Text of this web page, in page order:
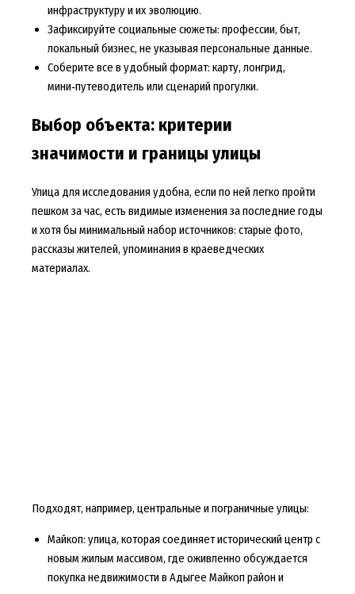
инфраструктуру и их эволюцию.
Зафиксируйте социальные сюжеты: профессии, быт,
локальный бизнес, не указывая персональные данные.
Соберите все в удобный формат: карту, лонгрид,
мини‑путеводитель или сценарий прогулки.
Выбор объекта: критерии
значимости и границы улицы
Улица для исследования удобна, если по ней легко пройти
пешком за час, есть видимые изменения за последние годы
и хотя бы минимальный набор источников: старые фото,
рассказы жителей, упоминания в краеведческих
материалах.
Подходят, например, центральные и пограничные улицы:
Майкоп: улица, которая соединяет исторический центр с
новым жилым массивом, где оживленно обсуждается
покупка недвижимости в Адыгее Майкоп район и